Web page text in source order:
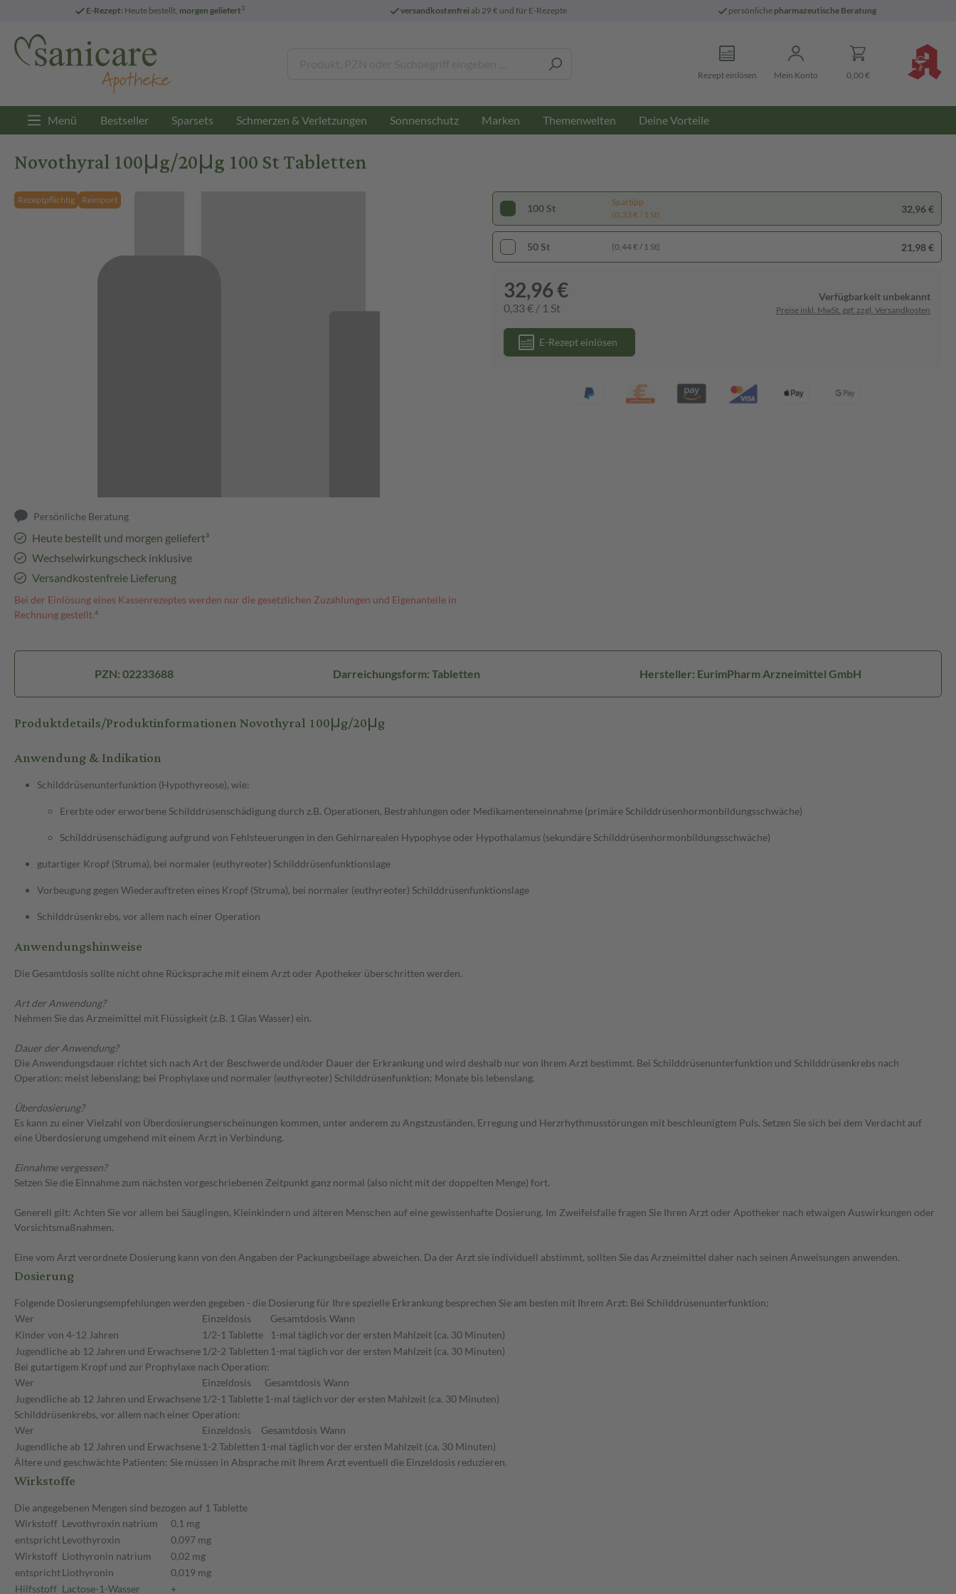
E-Rezept: Heute bestellt, morgen geliefert3 versandkostenfreiab 29 € und für E-Rezepte persönliche pharmazeutische Beratung
Rezept einlösen Mein Konto 0,00 €
Menü Bestseller Sparsets Schmerzen & Verletzungen Sonnenschutz Marken Themenwelten Deine Vorteile
Novothyral 100μg/20μg 100 St Tabletten
Rezeptpflichtig Reimport
Persönliche Beratung
Heute bestellt und morgen geliefert³
Wechselwirkungscheck inklusive
Versandkostenfreie Lieferung
Bei der Einlösung eines Kassenrezeptes werden nur die gesetzlichen Zuzahlungen und Eigenanteile in
Rechnung gestellt.⁴
100 St
Spartipp
(0,33 € / 1 St)
32,96 €
50 St (0,44 € / 1 St) 21,98 €
32,96 €
0,33 € / 1 St
Verfügbarkeit unbekannt
Preise inkl. MwSt. ggf. zzgl. Versandkosten
E-Rezept einlösen
PZN: 02233688 Darreichungsform: Tabletten Hersteller: EurimPharm Arzneimittel GmbH
Produktdetails/Produktinformationen Novothyral 100μg/20μg
Anwendung & Indikation
Schilddrüsenunterfunktion (Hypothyreose), wie:
Ererbte oder erworbene Schilddrüsenschädigung durch z.B. Operationen, Bestrahlungen oder Medikamenteneinnahme (primäre Schilddrüsenhormonbildungsschwäche)
Schilddrüsenschädigung aufgrund von Fehlsteuerungen in den Gehirnarealen Hypophyse oder Hypothalamus (sekundäre Schilddrüsenhormonbildungsschwäche)
gutartiger Kropf (Struma), bei normaler (euthyreoter) Schilddrüsenfunktionslage
Vorbeugung gegen Wiederauftreten eines Kropf (Struma), bei normaler (euthyreoter) Schilddrüsenfunktionslage
Schilddrüsenkrebs, vor allem nach einer Operation
Anwendungshinweise
Die Gesamtdosis sollte nicht ohne Rücksprache mit einem Arzt oder Apotheker überschritten werden.
Art der Anwendung?
Nehmen Sie das Arzneimittel mit Flüssigkeit (z.B. 1 Glas Wasser) ein.
Dauer der Anwendung?
Die Anwendungsdauer richtet sich nach Art der Beschwerde und/oder Dauer der Erkrankung und wird deshalb nur von Ihrem Arzt bestimmt. Bei Schilddrüsenunterfunktion und Schilddrüsenkrebs nach
Operation: meist lebenslang; bei Prophylaxe und normaler (euthyreoter) Schilddrüsenfunktion: Monate bis lebenslang.
Überdosierung?
Es kann zu einer Vielzahl von Überdosierungserscheinungen kommen, unter anderem zu Angstzuständen, Erregung und Herzrhythmusstörungen mit beschleunigtem Puls. Setzen Sie sich bei dem Verdacht auf
eine Überdosierung umgehend mit einem Arzt in Verbindung.
Einnahme vergessen?
Setzen Sie die Einnahme zum nächsten vorgeschriebenen Zeitpunkt ganz normal (also nicht mit der doppelten Menge) fort.
Generell gilt: Achten Sie vor allem bei Säuglingen, Kleinkindern und älteren Menschen auf eine gewissenhafte Dosierung. Im Zweifelsfalle fragen Sie Ihren Arzt oder Apotheker nach etwaigen Auswirkungen oder
Vorsichtsmaßnahmen.
Eine vom Arzt verordnete Dosierung kann von den Angaben der Packungsbeilage abweichen. Da der Arzt sie individuell abstimmt, sollten Sie das Arzneimittel daher nach seinen Anweisungen anwenden.
Dosierung
Folgende Dosierungsempfehlungen werden gegeben - die Dosierung für Ihre spezielle Erkrankung besprechen Sie am besten mit Ihrem Arzt: Bei Schilddrüsenunterfunktion:
Wer
Einzeldosis Gesamtdosis Wann
Kinder von 4-12 Jahren
1/2-1 Tablette 1-mal täglichvor der ersten Mahlzeit (ca. 30 Minuten)
Jugendliche ab 12 Jahren und Erwachsene 1/2-2 Tabletten 1-mal täglichvor der ersten Mahlzeit (ca. 30 Minuten)
Bei gutartigem Kropf und zur Prophylaxe nach Operation:
Wer
Einzeldosis Gesamtdosis Wann
Jugendliche ab 12 Jahren und Erwachsene 1/2-1 Tablette 1-mal täglichvor der ersten Mahlzeit (ca. 30 Minuten)
Schilddrüsenkrebs, vor allem nach einer Operation:
Wer
Einzeldosis Gesamtdosis Wann
Jugendliche ab 12 Jahren und Erwachsene 1-2 Tabletten 1-mal täglichvor der ersten Mahlzeit (ca. 30 Minuten)
Ältere und geschwächte Patienten: Sie müssen in Absprache mit Ihrem Arzt eventuell die Einzeldosis reduzieren.
Wirkstoffe
Die angegebenen Mengen sind bezogen auf 1 Tablette
Wirkstoff Levothyroxin natrium
0,1 mg
entsprichtLevothyroxin
0,097 mg
Wirkstoff Liothyronin natrium
0,02 mg
entsprichtLiothyronin
0,019 mg
Hilfsstoff Lactose-1-Wasser
+